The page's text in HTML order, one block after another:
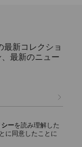
新コレクショ
最新のニュー
ーを読み理解した
に同意したことに